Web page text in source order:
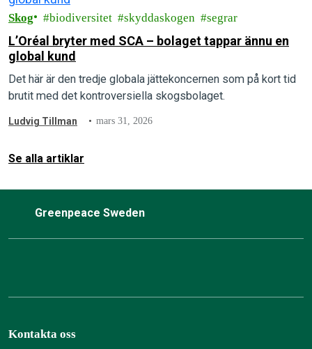
Skog biodiversitet skyddaskogen segrar
L’Oréal bryter med SCA – bolaget tappar ännu en
global kund
Det här är den tredje globala jättekoncernen som på kort tid
brutit med det kontroversiella skogsbolaget.
Ludvig Tillman mars 31, 2026
Se alla artiklar
Greenpeace Sweden
Kontakta oss